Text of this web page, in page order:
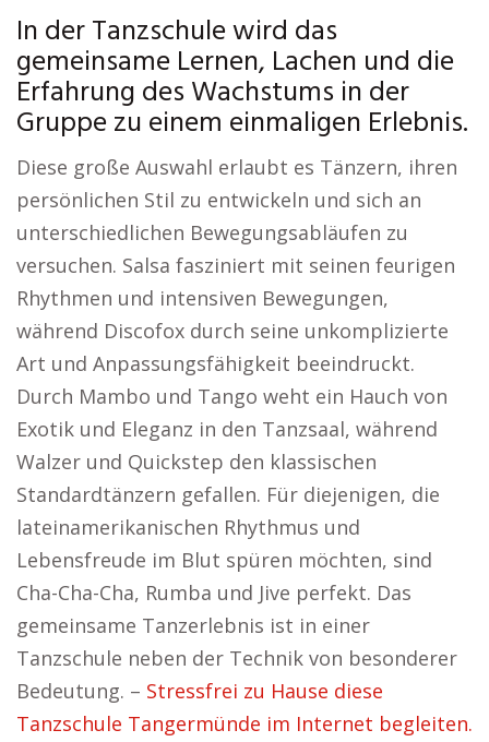
In der Tanzschule wird das
gemeinsame Lernen, Lachen und die
Erfahrung des Wachstums in der
Gruppe zu einem einmaligen Erlebnis.
Diese große Auswahl erlaubt es Tänzern, ihren
persönlichen Stil zu entwickeln und sich an
unterschiedlichen Bewegungsabläufen zu
versuchen. Salsa fasziniert mit seinen feurigen
Rhythmen und intensiven Bewegungen,
während Discofox durch seine unkomplizierte
Art und Anpassungsfähigkeit beeindruckt.
Durch Mambo und Tango weht ein Hauch von
Exotik und Eleganz in den Tanzsaal, während
Walzer und Quickstep den klassischen
Standardtänzern gefallen. Für diejenigen, die
lateinamerikanischen Rhythmus und
Lebensfreude im Blut spüren möchten, sind
Cha-Cha-Cha, Rumba und Jive perfekt. Das
gemeinsame Tanzerlebnis ist in einer
Tanzschule neben der Technik von besonderer
Bedeutung. – Stressfrei zu Hause diese
Tanzschule Tangermünde im Internet begleiten.